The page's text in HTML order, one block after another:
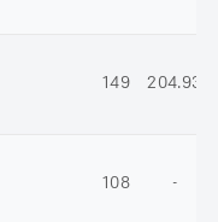
149 204.93
108 -